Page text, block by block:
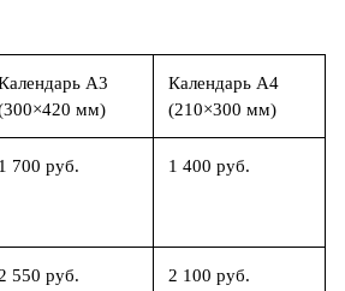
А3
мм)
Календарь А4
(210×300 мм)
1 700 руб. 1 400 руб.
2 550 руб. 2 100 руб.